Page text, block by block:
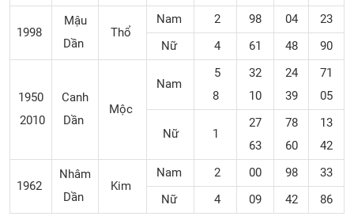
1998
Mậu
Dần
Thổ
Nam 2 98 04
23
Nữ
4 61 48 90
1950
2010
Canh
Dần
Mộc
Nam
5
8
32
10
24
39
71
05
Nữ 1
27
63
78
60
13
42
1962
Nhâm
Dần
Kim
Nam 2 00 98
33
Nữ
4 09 42 86